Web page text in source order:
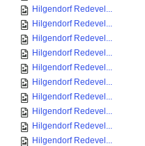
Hilgendorf Redevel...
Hilgendorf Redevel...
Hilgendorf Redevel...
Hilgendorf Redevel...
Hilgendorf Redevel...
Hilgendorf Redevel...
Hilgendorf Redevel...
Hilgendorf Redevel...
Hilgendorf Redevel...
Hilgendorf Redevel...